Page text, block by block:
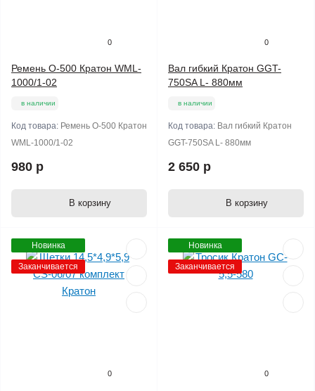
0
Ремень O-500 Кратон WML-
1000/1-02
в наличии
Код товара: Ремень O-500 Кратон
WML-1000/1-02
980 р
В корзину
0
Вал гибкий Кратон GGT-
750SA L- 880мм
в наличии
Код товара: Вал гибкий Кратон
GGT-750SA L- 880мм
2 650 р
В корзину
Новинка
Заканчивается
0
Новинка
Заканчивается
0